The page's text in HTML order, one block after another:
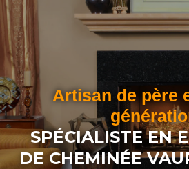
Artisan de père
SPÉCIALISTE EN
DE CHEMINÉE